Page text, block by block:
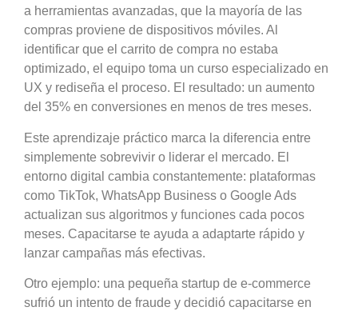
a herramientas avanzadas, que la mayoría de las
compras proviene de dispositivos móviles. Al
identificar que el carrito de compra no estaba
optimizado, el equipo toma un curso especializado en
UX y rediseña el proceso. El resultado: un aumento
del 35% en conversiones en menos de tres meses.
Este aprendizaje práctico marca la diferencia entre
simplemente sobrevivir o liderar el mercado. El
entorno digital cambia constantemente: plataformas
como TikTok, WhatsApp Business o Google Ads
actualizan sus algoritmos y funciones cada pocos
meses. Capacitarse te ayuda a adaptarte rápido y
lanzar campañas más efectivas.
Otro ejemplo: una pequeña startup de e-commerce
sufrió un intento de fraude y decidió capacitarse en